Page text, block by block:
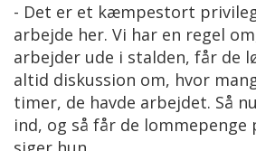
- Det er et kæmpestort
arbejde her. Vi har en regel
arbejder ude i stalden, får de
altid diskussion om, hvor
timer, de havde arbejdet. Så
ind, og så får de lommepenge